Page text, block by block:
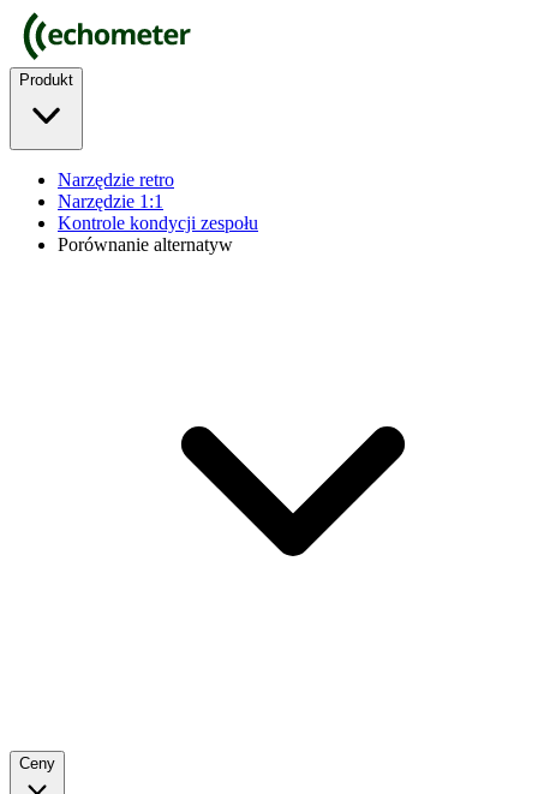
Produkt
Narzędzie retro
Narzędzie 1:1
Kontrole kondycji zespołu
Porównanie alternatyw
Ceny